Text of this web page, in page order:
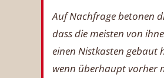
Auf Nachfrage betonen
dass die meisten von
einen Nistkasten gebaut
wenn überhaupt vorher